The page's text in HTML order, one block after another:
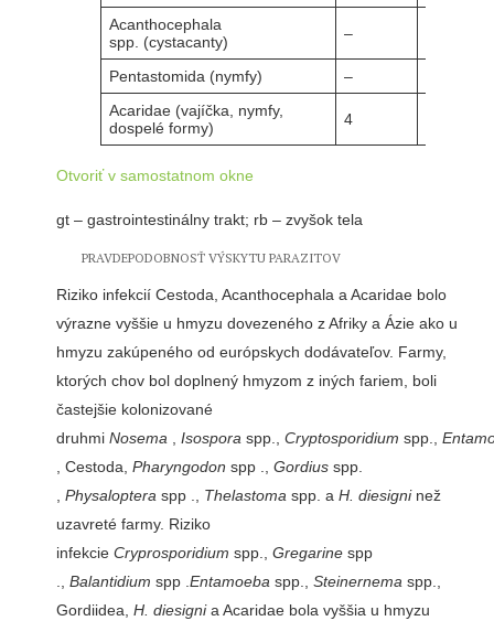
Acanthocephala
spp. (cystacanty)
–
Pentastomida (nymfy) –
Acaridae (vajíčka, nymfy,
dospelé formy)
4
Otvoriť v samostatnom okne
gt – gastrointestinálny trakt; rb – zvyšok tela
PRAVDEPODOBNOSŤ VÝSKYTU PARAZITOV
Riziko infekcií Cestoda, Acanthocephala a Acaridae bolo
výrazne vyššie u hmyzu dovezeného z Afriky a Ázie ako u
hmyzu zakúpeného od európskych dodávateľov. Farmy,
ktorých chov bol doplnený hmyzom z iných fariem, boli
častejšie kolonizované
druhmi Nosema, Isosporaspp., Cryptosporidium spp.,
, Cestoda, Pharyngodon spp ., Gordiusspp.
, Physalopteraspp ., Thelastomaspp. a H. diesigninež
uzavreté farmy. Riziko
infekcie Cryprosporidium spp., Gregarinespp
., Balantidium spp .Entamoebaspp., Steinernemaspp.,
Gordiidea, H. diesignia Acaridae bola vyššia u hmyzu